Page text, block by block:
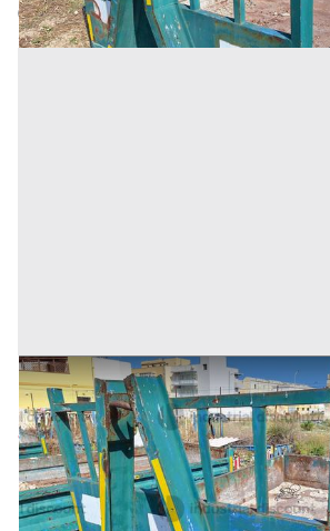
Annuncio scaduto
13#9242 Cassone scarrabile da 3mc
Inserito il: 19/11/2025
Trapani (Trapani)
Prezzo
375 €
Codice annuncio:1724792101